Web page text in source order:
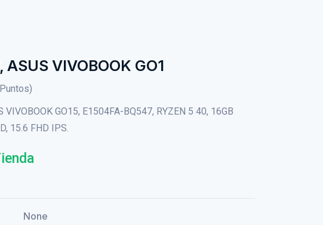
ASUS VIVOBOOK GO1
VIVOBOOK GO15, E1504FA-BQ547, RYZEN 5 40, 16GB
15.6 FHD IPS.
None